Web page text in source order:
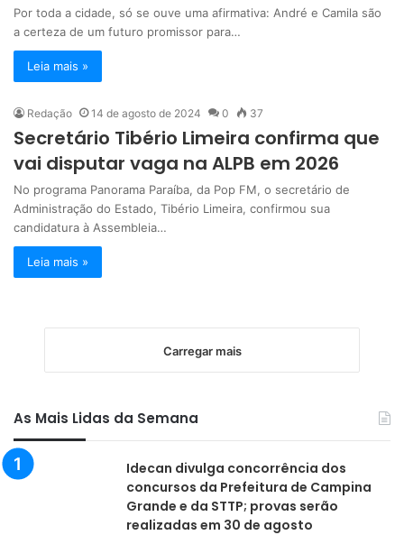
Por toda a cidade, só se ouve uma afirmativa: André e Camila são
a certeza de um futuro promissor para…
Leia mais »
Redação 14 de agosto de 2024 0 37
Secretário Tibério Limeira confirma que
vai disputar vaga na ALPB em 2026
No programa Panorama Paraíba, da Pop FM, o secretário de
Administração do Estado, Tibério Limeira, confirmou sua
candidatura à Assembleia…
Leia mais »
Carregar mais
As Mais Lidas da Semana
Idecan divulga concorrência dos
concursos da Prefeitura de Campina
Grande e da STTP; provas serão
realizadas em 30 de agosto